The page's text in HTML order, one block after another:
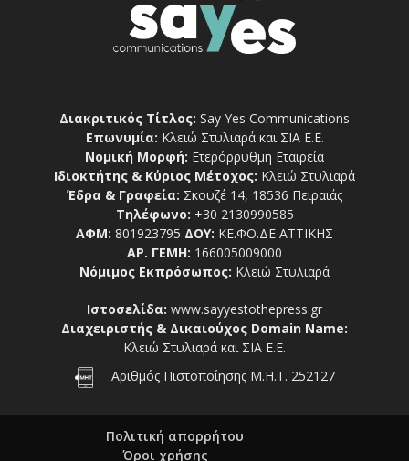
Διακριτικός Τίτλος: Say Yes Communications
Επωνυμία: Κλειώ Στυλιαρά και ΣΙΑ Ε.Ε.
Νομική Μορφή: Ετερόρρυθμη Εταιρεία
Ιδιοκτήτης & Κύριος Μέτοχος: Κλειώ Στυλιαρά
Έδρα & Γραφεία: Σκουζέ 14, 18536 Πειραιάς
Τηλέφωνο: +30 2130990585
ΑΦΜ: 801923795 ΔΟΥ: ΚΕ.ΦΟ.ΔΕ ΑΤΤΙΚΗΣ
ΑΡ. ΓΕΜΗ: 166005009000
Νόμιμος Εκπρόσωπος: Κλειώ Στυλιαρά
Ιστοσελίδα: www.sayyestothepress.gr
Διαχειριστής & Δικαιούχος Domain Name:
Κλειώ Στυλιαρά και ΣΙΑ Ε.Ε.
Αριθμός Πιστοποίησης Μ.Η.Τ. 252127
Πολιτική απορρήτου
Όροι χρήσης